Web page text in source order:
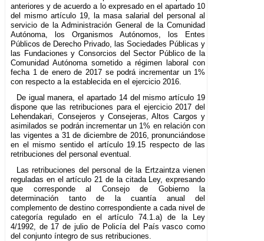
anteriores y de acuerdo a lo expresado en el apartado 10
del mismo artículo 19, la masa salarial del personal al
servicio de la Administración General de la Comunidad
Autónoma, los Organismos Autónomos, los Entes
Públicos de Derecho Privado, las Sociedades Públicas y
las Fundaciones y Consorcios del Sector Público de la
Comunidad Autónoma sometido a régimen laboral con
fecha 1 de enero de 2017 se podrá incrementar un 1%
con respecto a la establecida en el ejercicio 2016.
De igual manera, el apartado 14 del mismo artículo 19
dispone que las retribuciones para el ejercicio 2017 del
Lehendakari, Consejeros y Consejeras, Altos Cargos y
asimilados se podrán incrementar un 1% en relación con
las vigentes a 31 de diciembre de 2016, pronunciándose
en el mismo sentido el artículo 19.15 respecto de las
retribuciones del personal eventual.
Las retribuciones del personal de la Ertzaintza vienen
reguladas en el artículo 21 de la citada Ley, expresando
que corresponde al Consejo de Gobierno la
determinación tanto de la cuantía anual del
complemento de destino correspondiente a cada nivel de
categoría regulado en el artículo 74.1.a) de la Ley
4/1992, de 17 de julio de Policía del País vasco como
del conjunto íntegro de sus retribuciones.